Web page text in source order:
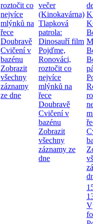
roztočit co
nejvíce
mlýnků na
řece
Doubravě
Cvičení v
bazénu
Zobrazit
všechny
záznamy
ze dne
večer
(Kinokavárna)
Tlapková
patrola:
Dinosauří film
Pojďme,
Ronováci,
roztočit co
nejvíce
mlýnků na
řece
Doubravě
Cvičení v
bazénu
Zobrazit
všechny
záznamy ze
dne